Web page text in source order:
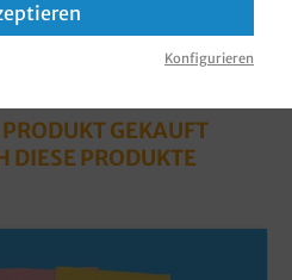
GEKAUFT
DIESE PRODUKTE
Konfigurieren